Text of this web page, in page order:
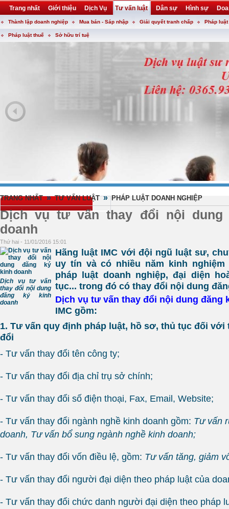
Trang nhất Giới thiệu Dịch Vụ Tư vấn luật Dân sự Hình sự
Khuyến mại Liên hệ forum utility
Thành lập doanh nghiệp Mua bán - Sáp nhập Giải quyết tranh chấp Pháp
Pháp luật thuế Sở hữu trí tuệ
TRANG NHẤT » TƯ VẤN LUẬT » PHÁP LUẬT DOANH NGHIỆP
Dịch vụ tư vấn thay đổi nội dung
doanh
Thứ hai - 11/01/2016 15:01
Dịch vụ tư vấn
thay đổi nội dung
đăng ký kinh
doanh
Hãng luật IMC với đội ngũ luật sư,
uy tín và có nhiều năm kinh
pháp luật doanh nghiệp, đại diện
tục... trong đó có thay đổi nội dung
Dịch vụ tư vấn thay đổi nội dung đăng
IMC gồm:
1. Tư vấn quy định pháp luật, hồ sơ, thủ tục đối
đổi
- Tư vấn thay đổi tên công ty;
- Tư vấn thay đổi địa chỉ trụ sở chính;
- Tư vấn thay đổi số điện thoại, Fax, Email, Website;
- Tư vấn thay đổi ngành nghề kinh doanh gồm: Tư vấn
doanh, Tư vấn bổ sung ngành nghề kinh doanh;
- Tư vấn thay đổi vốn điều lệ, gồm: Tư vấn tăng, giảm
- Tư vấn thay đổi người đại diện theo pháp luật của
- Tư vấn thay đổi chức danh người đại diện theo pháp